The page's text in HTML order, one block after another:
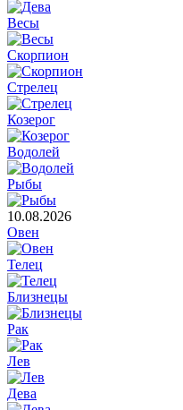
Весы
Скорпион
Стрелец
Козерог
Водолей
Рыбы
10.08.2026
Овен
Телец
Близнецы
Рак
Лев
Дева